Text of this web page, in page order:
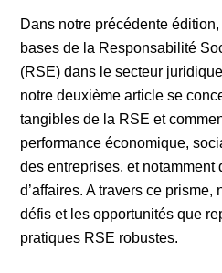
Dans notre précédente
bases de la Responsabilité
(RSE) dans le secteur
notre deuxième article se
tangibles de la RSE et
performance économique,
des entreprises, et notamment
d’affaires. A travers ce
défis et les opportunités que
pratiques RSE robustes.